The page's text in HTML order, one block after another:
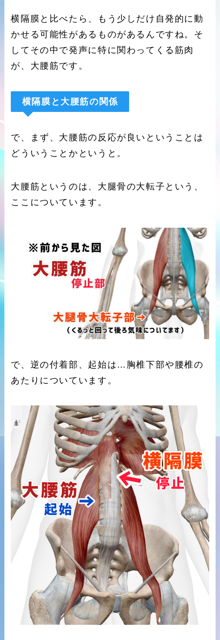
横隔膜と比べたら、もう少しだけ自発的に動
かせる可能性があるものがあるんですね。そ
してその中で発声に特に関わってくる筋肉
が、大腰筋です。
横隔膜と大腰筋の関係
で、まず、大腰筋の反応が良いということは
どういうことかというと。
大腰筋というのは、大腿骨の大転子という、
ここについています。
で、逆の付着部、起始は…胸椎下部や腰椎の
あたりについています。